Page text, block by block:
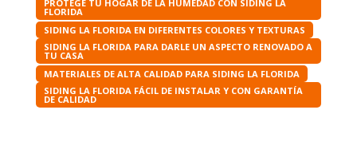
PROTEGE TU HOGAR DE LA HUMEDAD CON SIDING LA
FLORIDA
SIDING LA FLORIDA EN DIFERENTES COLORES Y TEXTURAS
SIDING LA FLORIDA PARA DARLE UN ASPECTO RENOVADO A
TU CASA
MATERIALES DE ALTA CALIDAD PARA SIDING LA FLORIDA
SIDING LA FLORIDA FÁCIL DE INSTALAR Y CON GARANTÍA
DE CALIDAD